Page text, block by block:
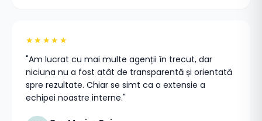
★★★★★
"Am lucrat cu mai multe agenții în trecut, dar
niciuna nu a fost atât de transparentă și orientată
spre rezultate. Chiar se simt ca o extensie a
echipei noastre interne."